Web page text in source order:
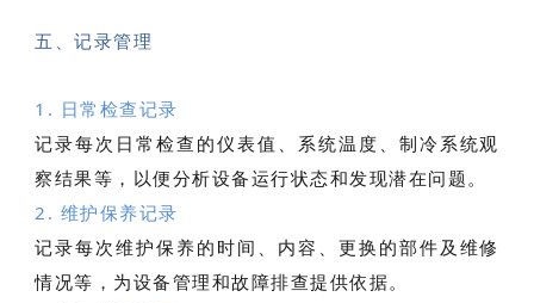
五、记录管理
1. 日常检查记录
记录每次日常检查的仪表值、系统温度、制冷系统观
察结果等，以便分析设备运行状态和发现潜在问题。
2. 维护保养记录
记录每次维护保养的时间、内容、更换的部件及维修
情况等，为设备管理和故障排查提供依据。